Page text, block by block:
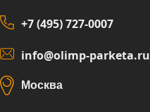
+7 (495) 727-0007
info@olimp-parketa.ru
Москва